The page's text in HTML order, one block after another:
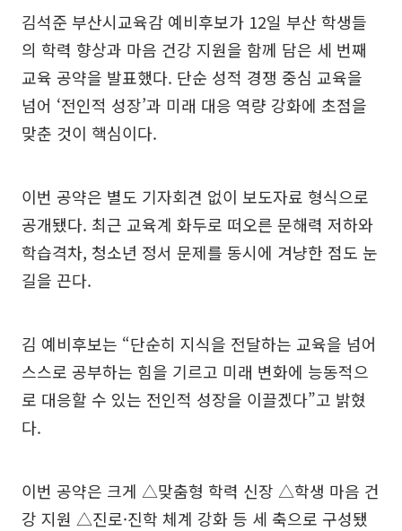
김석준 부산시교육감 예비후보가 12일 부산 학생들
의 학력 향상과 마음 건강 지원을 함께 담은 세 번째
교육 공약을 발표했다. 단순 성적 경쟁 중심 교육을
넘어 ‘전인적 성장’과 미래 대응 역량 강화에 초점을
맞춘 것이 핵심이다.
이번 공약은 별도 기자회견 없이 보도자료 형식으로
공개됐다. 최근 교육계 화두로 떠오른 문해력 저하와
학습격차, 청소년 정서 문제를 동시에 겨냥한 점도 눈
길을 끈다.
김 예비후보는 “단순히 지식을 전달하는 교육을 넘어
스스로 공부하는 힘을 기르고 미래 변화에 능동적으
로 대응할 수 있는 전인적 성장을 이끌겠다”고 밝혔
다.
이번 공약은 크게 △맞춤형 학력 신장 △학생 마음 건
강 지원 △진로·진학 체계 강화 등 세 축으로 구성됐